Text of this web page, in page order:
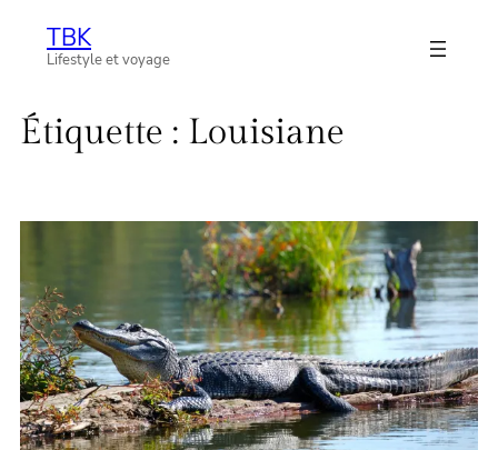
AllerTBK
Lifestyle et voyage
Étiquette : Louisiane